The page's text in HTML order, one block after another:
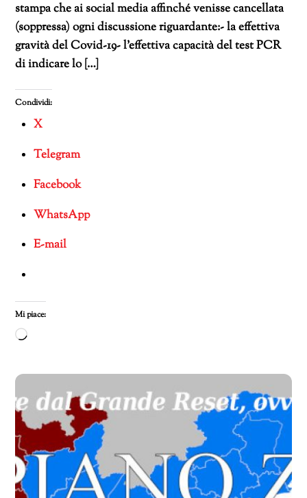
stampa che ai social media affinché venisse cancellata
(soppressa) ogni discussione riguardante:- la effettiva
gravità del Covid-19- l’effettiva capacità del test PCR
di indicare lo […]
Condividi:
X
Telegram
Facebook
WhatsApp
E-mail
Mi piace:
Caricamento
corso…